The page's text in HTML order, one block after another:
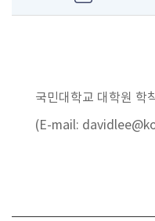
국민대학교 대학원 학
(E-mail: